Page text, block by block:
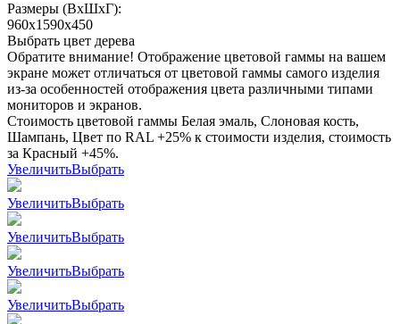
Размеры (ВхШхГ):
960x1590x450
Выбрать цвет дерева
Обратите внимание! Отображение цветовой гаммы на вашем
экране может отличаться от цветовой гаммы самого изделия
из-за особенностей отображения цвета различными типами
мониторов и экранов.
Стоимость цветовой гаммы Белая эмаль, Слоновая кость,
Шампань, Цвет по RAL +25% к стоимости изделия, стоимость
за Красный +45%.
УвеличитьВыбрать
УвеличитьВыбрать
УвеличитьВыбрать
УвеличитьВыбрать
УвеличитьВыбрать